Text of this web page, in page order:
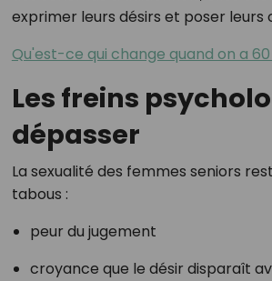
exprimer leurs désirs et poser leurs
Qu'est-ce qui change quand on a 60
Les freins
dépasser
La sexualité des femmes seniors
tabous :
peur du jugement
croyance que le désir disparaît